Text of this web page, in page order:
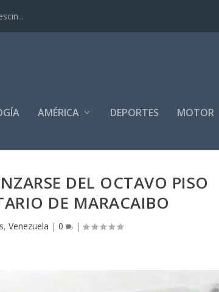
AMÉRICA DEPORTES MOTOR
DEL OCTAVO PISO
DE MARACAIBO
, Venezuela | 0 |